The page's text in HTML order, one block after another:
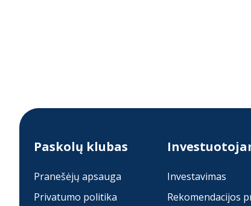
Paskolų klubas
Pranešėjų apsauga
Privatumo politika
Investavimas
Rekomendacijos